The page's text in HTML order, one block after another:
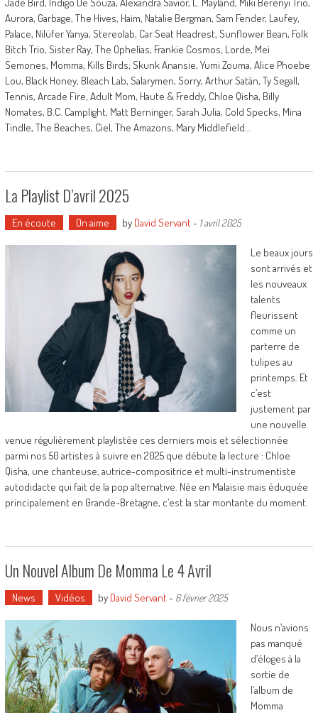
Aurora, Garbage, The Hives, Haim, Natalie Bergman, Sam Fender, Laufey,
Palace, Nilüfer Yanya, Stereolab, Car Seat Headrest, Sunflower Bean, Folk
Bitch Trio, Sister Ray, The Ophelias, Frankie Cosmos, Lorde, Mei
Semones, Momma, Kills Birds; Skunk Anansie, Yumi Zouma, Alice Phoebe
Lou, Black Honey, Bleach Lab, Salarymen, Sorry, Arthur Satàn, Ty Segall,
Tennis, Arcade Fire, Adult Mom, Haute & Freddy, Chloe Qisha, Billy
Nomates, B.C. Camplight, Matt Berninger, Sarah Julia, Cold Specks, Mina
Tindle, The Beaches, Ciel, The Amazons, Mary Middlefield…
La Playlist D’avril 2025
En écoute On aime by David Servant- 1 avril 2025
Le beaux jours
sont arrivés et
les nouveaux
talents
fleurissent
comme un
parterre de
tulipes au
printemps. Et
c’est
justement par
une nouvelle
venue régulièrement playlistée ces derniers mois et sélectionnée
parmi nos 50 artistes à suivre en 2025 que débute la lecture : Chloe
Qisha, une chanteuse, autrice-compositrice et multi-instrumentiste
autodidacte qui fait de la pop alternative. Née en Malaisie mais éduquée
principalement en Grande-Bretagne, c’est la star montante du moment.
Un Nouvel Album De Momma Le 4 Avril
News Vidéos by David Servant- 6 février 2025
Nous n’avions
pas manqué
d’éloges à la
sortie de
l’album de
Momma